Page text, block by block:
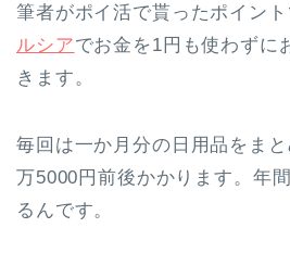
筆者がポイ活で貰ったポイン
ルシアでお金を1円も使わずに
きます。
毎回は一か月分の日用品をま
万5000円前後かかります。年間
るんです。